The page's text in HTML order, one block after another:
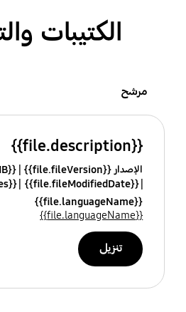
الكتيبات
مرشح
{{file.description}}
الإصدار {{file.fileVersion}}
{{file.fileSize}} MB
{{file.fileModifiedDate}}
{{file.osNames}}
{{file.languageName}}
{{file.languageName}}
تنزيل